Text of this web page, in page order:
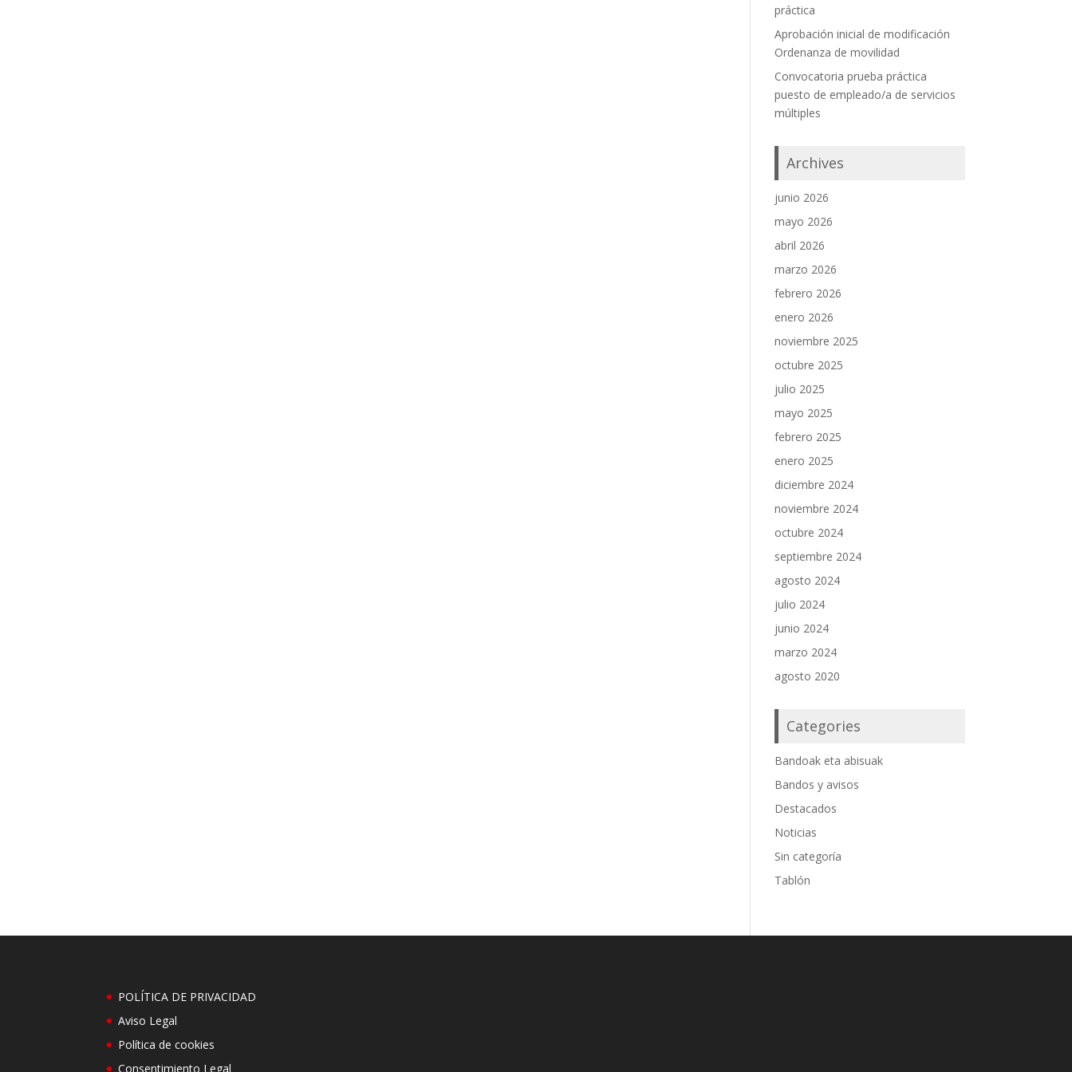
práctica
Aprobación inicial de modificación
Ordenanza de movilidad
Convocatoria prueba práctica
puesto de empleado/a de servicios
múltiples
Archives
junio 2026
mayo 2026
abril 2026
marzo 2026
febrero 2026
enero 2026
noviembre 2025
octubre 2025
julio 2025
mayo 2025
febrero 2025
enero 2025
diciembre 2024
noviembre 2024
octubre 2024
septiembre 2024
agosto 2024
julio 2024
junio 2024
marzo 2024
agosto 2020
Categories
Bandoak eta abisuak
Bandos y avisos
Destacados
Noticias
Sin categoría
Tablón
POLÍTICA DE PRIVACIDAD
Aviso Legal
Política de cookies
Consentimiento Legal